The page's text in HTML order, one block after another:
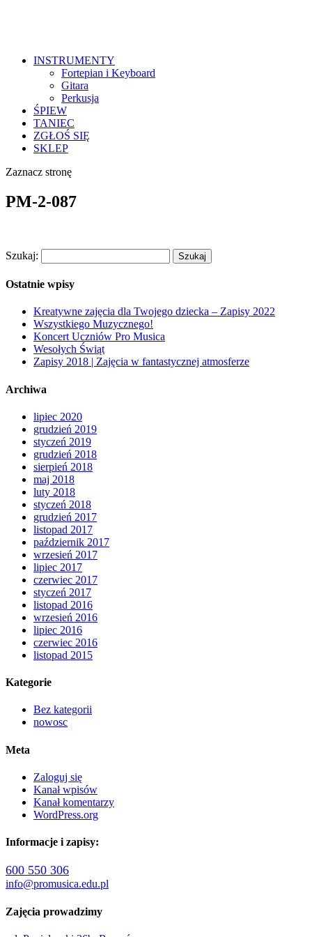
INSTRUMENTY
Fortepian i Keyboard
Gitara
Perkusja
ŚPIEW
TANIEC
ZGŁOŚ SIĘ
SKLEP
Zaznacz stronę
PM-2-087
Szukaj:
Ostatnie wpisy
Kreatywne zajęcia dla Twojego dziecka – Zapisy 2022
Wszystkiego Muzycznego!
Koncert Uczniów Pro Musica
Wesołych Świąt
Zapisy 2018 | Zajęcia w fantastycznej atmosferze
Archiwa
lipiec 2020
grudzień 2019
styczeń 2019
grudzień 2018
sierpień 2018
maj 2018
luty 2018
styczeń 2018
grudzień 2017
listopad 2017
październik 2017
wrzesień 2017
lipiec 2017
czerwiec 2017
styczeń 2017
listopad 2016
wrzesień 2016
lipiec 2016
czerwiec 2016
listopad 2015
Kategorie
Bez kategorii
nowosc
Meta
Zaloguj się
Kanał wpisów
Kanał komentarzy
WordPress.org
Informacje i zapisy:
600 550 306
info@promusica.edu.pl
Zajęcia prowadzimy